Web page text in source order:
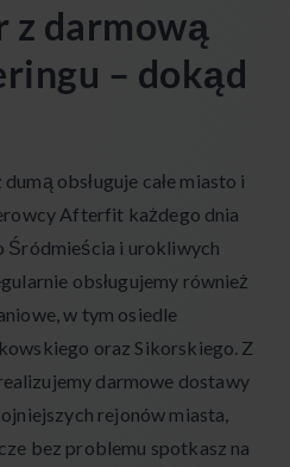
z darmową
– dokąd
obsługuje całe miasto i
Afterfit każdego dnia
Śródmieścia i urokliwych
obsługujemy również
w tym osiedle
oraz Sikorskiego. Z
darmowe dostawy
rejonów miasta,
bez problemu spotkasz na